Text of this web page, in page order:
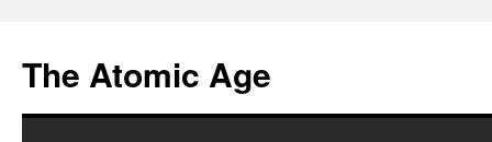
content
The Atomic Age